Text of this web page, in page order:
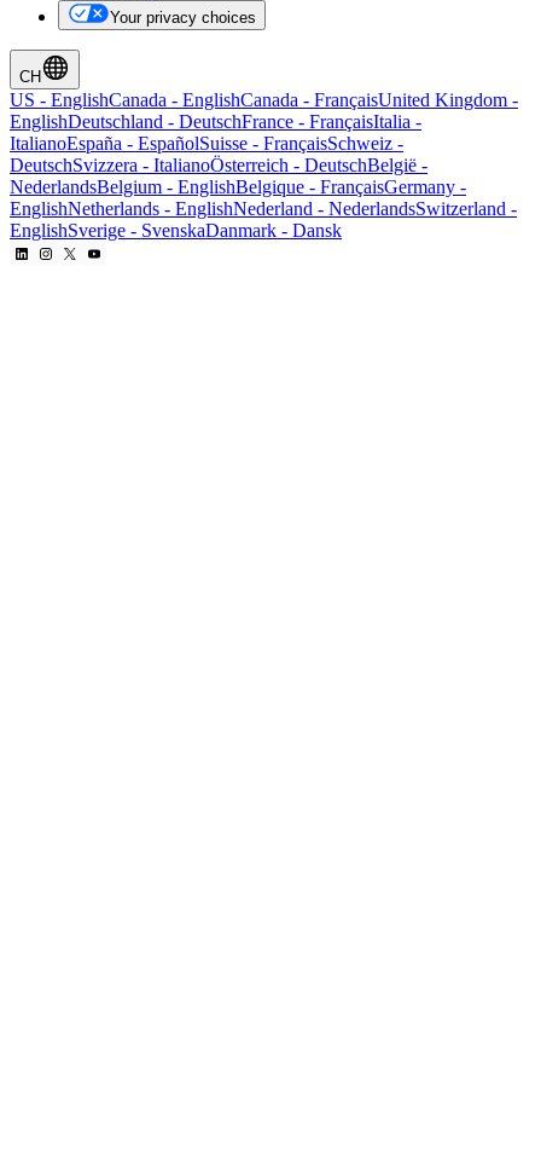
Your privacy choices
CH
US - EnglishCanada - EnglishCanada - FrançaisUnited Kingdom -
EnglishDeutschland - DeutschFrance - FrançaisItalia -
ItalianoEspaña - EspañolSuisse - FrançaisSchweiz -
DeutschSvizzera - ItalianoÖsterreich - DeutschBelgië -
NederlandsBelgium - EnglishBelgique - FrançaisGermany -
EnglishNetherlands - EnglishNederland - NederlandsSwitzerland -
EnglishSverige - SvenskaDanmark - Dansk